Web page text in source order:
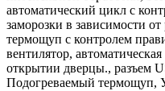
автоматический цикл с
заморозки в зависимости
термощуп с контролем
вентилятор,
открытии дверцы., разъем
Подогреваемый термощуп,